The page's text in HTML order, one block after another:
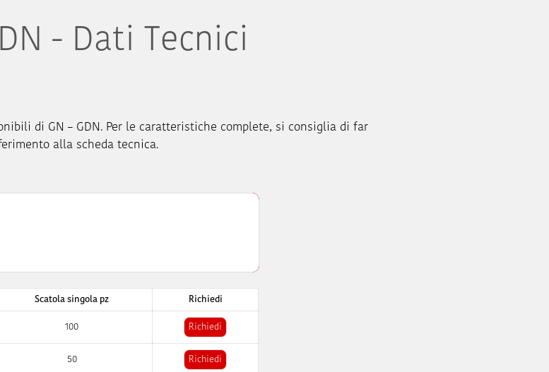
- Dati Tecnici
di GN – GDN. Per le caratteristiche complete, si consiglia di far
alla scheda tecnica.
Scatola singola pz Richiedi
100 Richiedi
50 Richiedi